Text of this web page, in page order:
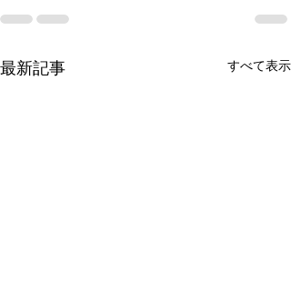
最新記事 すべて表示